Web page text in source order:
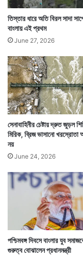
Tags North 24
ম
ন্ত্রী
তিস্তার ধারে অতি বিরল সাদা
বাংলায় এই প্রথম
June 27, 2026
সেনাবাহিনীর চেষ্টায় দ্রুত জুড়ল
মিরিক, ব্রিজ ভাসানো
নয়
June 24, 2026
পশ্চিমবঙ্গ দিবসে বাংলার যুব
গুরুত্ব বোঝালেন প্রধানমন্ত্রী